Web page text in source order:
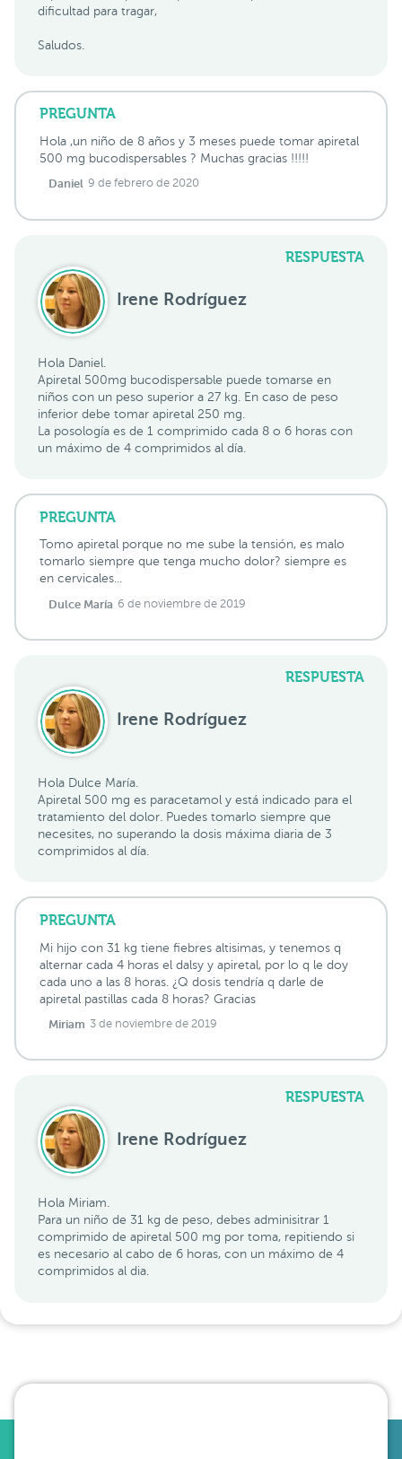
dificultad para tragar,
Saludos.
PREGUNTA
Hola ,un niño de 8 años y 3 meses puede tomar apiretal
500 mg bucodispersables ? Muchas gracias !!!!!
Daniel 9 de febrero de 2020
RESPUESTA
Hola Daniel.
Apiretal 500mg bucodispersable puede tomarse en
niños con un peso superior a 27 kg. En caso de peso
inferior debe tomar apiretal 250 mg.
La posología es de 1 comprimido cada 8 o 6 horas con
un máximo de 4 comprimidos al día.
Irene Rodríguez
PREGUNTA
Tomo apiretal porque no me sube la tensión, es malo
tomarlo siempre que tenga mucho dolor? siempre es
en cervicales...
Dulce María 6 de noviembre de 2019
RESPUESTA
Hola Dulce María.
Apiretal 500 mg es paracetamol y está indicado para el
tratamiento del dolor. Puedes tomarlo siempre que
necesites, no superando la dosis máxima diaria de 3
comprimidos al día.
Irene Rodríguez
PREGUNTA
Mi hijo con 31 kg tiene fiebres altisimas, y tenemos q
alternar cada 4 horas el dalsy y apiretal, por lo q le doy
cada uno a las 8 horas. ¿Q dosis tendría q darle de
apiretal pastillas cada 8 horas? Gracias
Miriam 3 de noviembre de 2019
RESPUESTA
Hola Miriam.
Para un niño de 31 kg de peso, debes adminisitrar 1
comprimido de apiretal 500 mg por toma, repitiendo si
es necesario al cabo de 6 horas, con un máximo de 4
comprimidos al dia.
Irene Rodríguez